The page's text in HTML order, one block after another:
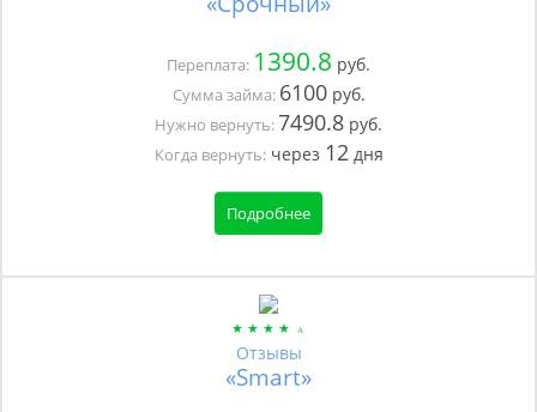
Переплата: 1390.8 руб.
Сумма займа: 6100руб.
Нужно вернуть:7490.8 руб.
Когда вернуть:через 12дня
Подробнее
Отзывы
«Smart»